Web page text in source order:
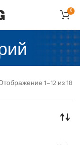
0
1–12 из 18